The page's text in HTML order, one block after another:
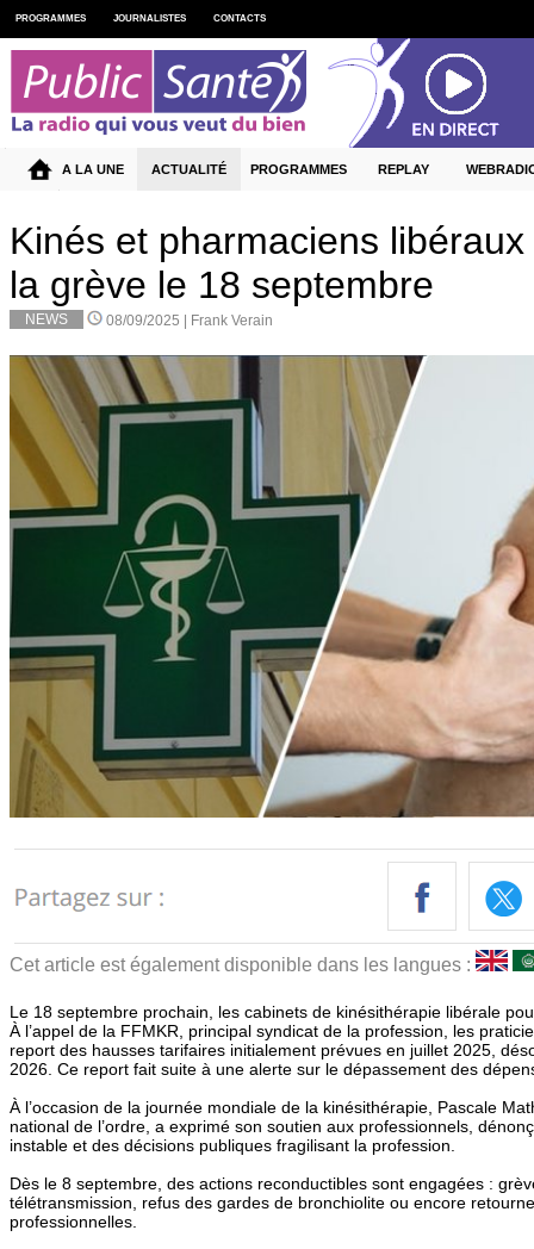
Kinés et pharmaciens
la grève le 18 septembre
NEWS 08/09/2025 | Frank Verain
Cet article est également disponible dans les langues :
Le 18 septembre prochain, les cabinets de kinésithérapie libérale
À l’appel de la FFMKR, principal syndicat de la profession, les
report des hausses tarifaires initialement prévues en juillet 2025,
2026. Ce report fait suite à une alerte sur le dépassement des
À l’occasion de la journée mondiale de la kinésithérapie, Pascale
national de l’ordre, a exprimé son soutien aux professionnels,
instable et des décisions publiques fragilisant la profession.
Dès le 8 septembre, des actions reconductibles sont engagées :
télétransmission, refus des gardes de bronchiolite ou encore
professionnelles.
PROGRAMMES JOURNALISTES CONTACTS
A LA UNE ACTUALITÉ PROGRAMMES REPLAY